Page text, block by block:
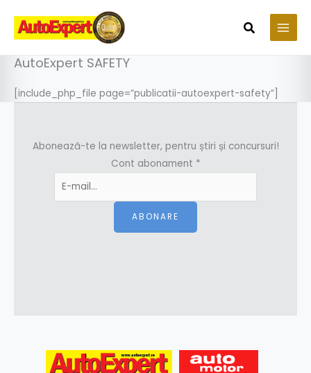
content
Search
AutoExpert SAFETY
[include_php_file page=”publicatii-autoexpert-safety”]
Abonează-te la newsletter, pentru știri și concursuri!
Cont abonament *
ABONARE